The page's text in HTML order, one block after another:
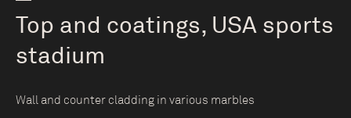
Top and coatings, USA sports
stadium
Wall and counter cladding in various marbles